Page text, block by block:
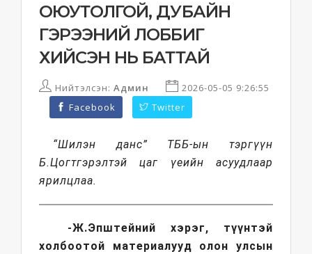
ОЮУТОЛГОЙ, ДУБАЙН
ГЭРЭЭНИЙ ЛОББИГ
ХИЙСЭН НЬ БАТТАЙ
Нийтэлсэн: Админ
2026-05-05 9:26:55
Facebook
Twitter
“Шилэн данс” ТББ-ын тэргүүн
Б.Цогтгэрэлтэй цаг үеийн асуудлаар
ярилцлаа.
-Ж.Эпштейний хэрэг, түүнтэй
холбоотой материалууд олон улсын